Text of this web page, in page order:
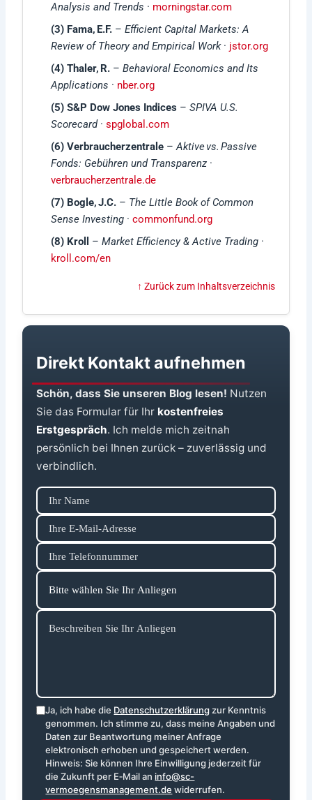
Analysis and Trends · morningstar.com
(3) Fama, E.F. –Efficient Capital Markets: A
Review of Theory and Empirical Work· jstor.org
(4) Thaler, R. –Behavioral Economics and Its
Applications · nber.org
(5) S&P Dow Jones Indices –SPIVA U.S.
Scorecard·spglobal.com
(6) Verbraucherzentrale –Aktive vs. Passive
Fonds: Gebühren und Transparenz ·
verbraucherzentrale.de
(7) Bogle, J.C. – The Little Book of Common
Sense Investing ·commonfund.org
(8) Kroll
–Market Efficiency & Active Trading ·
kroll.com/en
↑ Zurück zum Inhaltsverzeichnis
Direkt Kontakt aufnehmen
Schön, dass Sie unseren Blog lesen! Nutzen
Sie das Formular für Ihr kostenfreies
Erstgespräch. Ich melde mich zeitnah
persönlich bei Ihnen zurück – zuverlässig und
verbindlich.
Ja, ich habe die Datenschutzerklärung zur Kenntnis
genommen. Ich stimme zu, dass meine Angaben und
Daten zur Beantwortung meiner Anfrage
elektronisch erhoben und gespeichert werden.
Hinweis: Sie können Ihre Einwilligung jederzeit für
die Zukunft per E‑Mail an info@sc-
vermoegensmanagement.de widerrufen.